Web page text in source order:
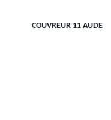
COUVREUR 11 AUDE